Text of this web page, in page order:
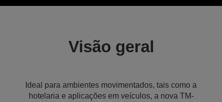
Visão geral
Ideal para ambientes movimentados, tais como a
hotelaria e aplicações em veículos, a nova TM-